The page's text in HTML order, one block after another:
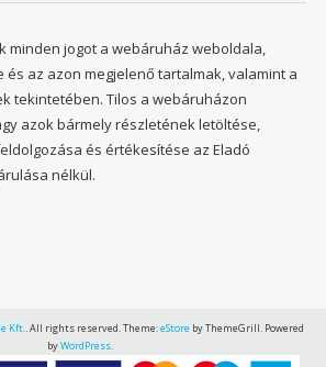
minden jogot a webáruház weboldala,
az azon megjelenő tartalmak, valamint a
tekintetében. Tilos a webáruházon
azok bármely részletének letöltése,
és értékesítése az Eladó
nélkül.
Kft.. All rights reserved. Theme:eStore by ThemeGrill. Powered
byWordPress.